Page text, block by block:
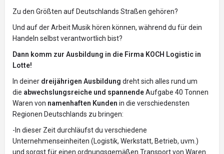
Zu den Größten auf Deutschlands Straßen gehören?
Und auf der Arbeit Musik hören können, während du für dein
Handeln selbst verantwortlich bist?
Dann komm zur Ausbildung in die Firma KOCH Logistic in
Lotte!
In deiner dreijährigen Ausbildung dreht sich alles rund um
die abwechslungsreiche und spannendeAufgabe 40 Tonnen
Waren von namenhaften Kunden in die verschiedensten
Regionen Deutschlands zu bringen:
-In dieser Zeit durchläufst du verschiedene
Unternehmenseinheiten (Logistik, Werkstatt, Betrieb, uvm.)
und sorgst für einen ordnungsgemäßen Transport von Waren